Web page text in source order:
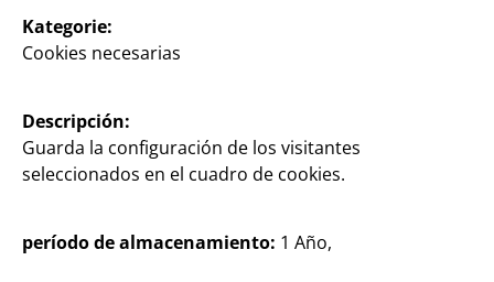
26 artículo
20 unidades, aprox. 33 x
20 piezas, Feliz
Kategorie:
Cookies necesarias
Descripción:
Guarda la configuración de los visitantes
seleccionados en el cuadro de cookies.
período de almacenamiento: 1 Año,